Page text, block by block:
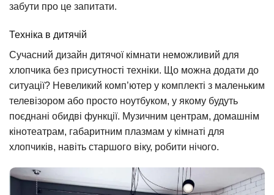
забути про це запитати.
Техніка в дитячій
Сучасний дизайн дитячої кімнати неможливий для
хлопчика без присутності техніки. Що можна додати до
ситуації? Невеликий комп’ютер у комплекті з маленьким
телевізором або просто ноутбуком, у якому будуть
поєднані обидві функції. Музичним центрам, домашнім
кінотеатрам, габаритним плазмам у кімнаті для
хлопчиків, навіть старшого віку, робити нічого.